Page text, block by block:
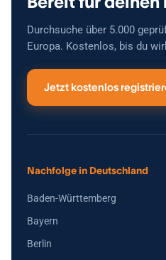
Durchsuche über 5.000
Europa. Kostenlos, bis du
Jetzt kostenlos
Nachfolge in Deutschland
Baden-Württemberg
Bayern
Berlin